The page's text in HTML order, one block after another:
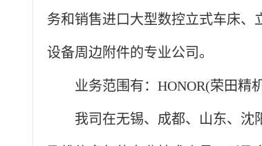
务和销售进口大型数控立式车床、
设备周边附件的专业公司。
业务范围有： HONOR(荣田精
我司在无锡、成都、山东、沈